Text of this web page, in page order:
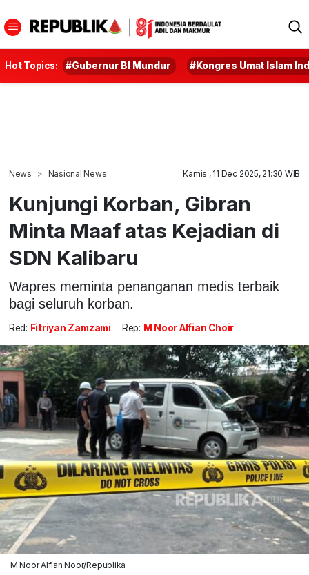
Hot Topics: #Gubernur BI Mundur #Kongres Umat Islam
News Nasional News Kamis , 11 Dec 2025, 21:30 WIB
Kunjungi Korban, Gibran
Minta Maaf atas Kejadian di
SDN Kalibaru
Wapres meminta penanganan medis terbaik
bagi seluruh korban.
Red: Fitriyan Zamzami Rep: M Noor Alfian Choir
M Noor Alfian Noor/Republika